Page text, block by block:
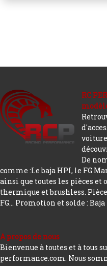
RC
voiture
De
comme :Le baja HPI, le FG
ainsi que toutes les pièces et
thermique et brushless.
FG... Promotion et solde : Baja
A propos de nous
Bienvenue à toutes et à tous
performance.com. Nous